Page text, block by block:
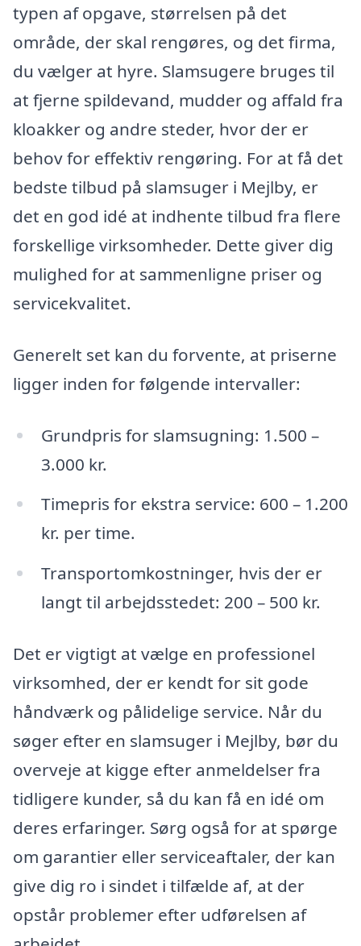
typen af opgave, størrelsen på det
område, der skal rengøres, og det firma,
du vælger at hyre. Slamsugere bruges til
at fjerne spildevand, mudder og affald fra
kloakker og andre steder, hvor der er
behov for effektiv rengøring. For at få det
bedste tilbud på slamsuger i Mejlby, er
det en god idé at indhente tilbud fra flere
forskellige virksomheder. Dette giver dig
mulighed for at sammenligne priser og
servicekvalitet.
Generelt set kan du forvente, at priserne
ligger inden for følgende intervaller:
Grundpris for slamsugning: 1.500 –
3.000 kr.
Timepris for ekstra service: 600 – 1.200
kr. per time.
Transportomkostninger, hvis der er
langt til arbejdsstedet: 200 – 500 kr.
Det er vigtigt at vælge en professionel
virksomhed, der er kendt for sit gode
håndværk og pålidelige service. Når du
søger efter en slamsuger i Mejlby, bør du
overveje at kigge efter anmeldelser fra
tidligere kunder, så du kan få en idé om
deres erfaringer. Sørg også for at spørge
om garantier eller serviceaftaler, der kan
give dig ro i sindet i tilfælde af, at der
opstår problemer efter udførelsen af